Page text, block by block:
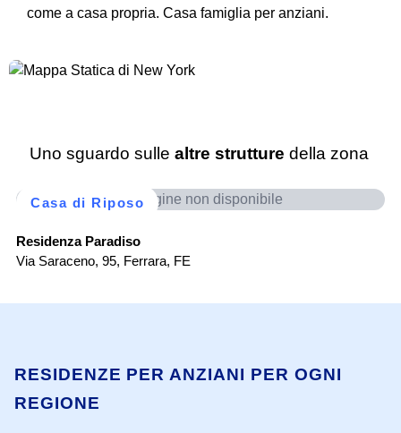
come a casa propria. Casa famiglia per anziani.
Uno sguardo sulle altre strutture della zona
Immagine non disponibile
Casa di Riposo
Residenza Paradiso
Via Saraceno, 95, Ferrara, FE
RESIDENZE PER ANZIANI PER OGNI
REGIONE